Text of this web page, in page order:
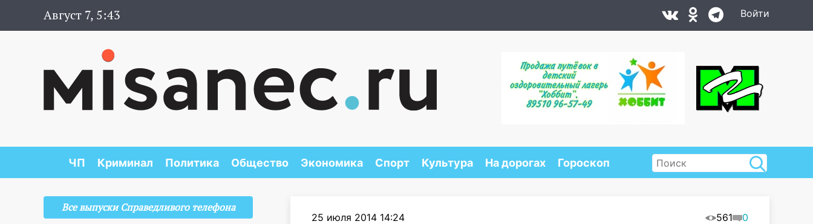
Август 7, 5:43 Войти
ЧП Криминал Политика Общество Экономика Спорт Культура На дорогах Гороскоп
25 июля 2014 14:24 561 0
Все выпуски Справедливого телефона